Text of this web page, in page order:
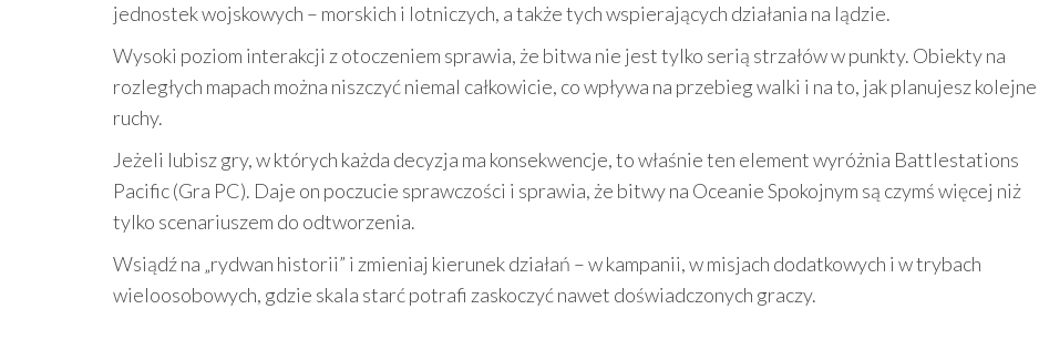
jednostek wojskowych – morskich i lotniczych, a także tych wspierających działania na lądzie.
Wysoki poziom interakcji z otoczeniem sprawia, że bitwa nie jest tylko serią strzałów w punkty. Obiekty na
rozległych mapach można niszczyć niemal całkowicie, co wpływa na przebieg walki i na to, jak planujesz kolejne
ruchy.
Jeżeli lubisz gry, w których każda decyzja ma konsekwencje, to właśnie ten element wyróżnia Battlestations
Pacific (Gra PC). Daje on poczucie sprawczości i sprawia, że bitwy na Oceanie Spokojnym są czymś więcej niż
tylko scenariuszem do odtworzenia.
Wsiądź na „rydwan historii” i zmieniaj kierunek działań – w kampanii, w misjach dodatkowych i w trybach
wieloosobowych, gdzie skala starć potrafi zaskoczyć nawet doświadczonych graczy.